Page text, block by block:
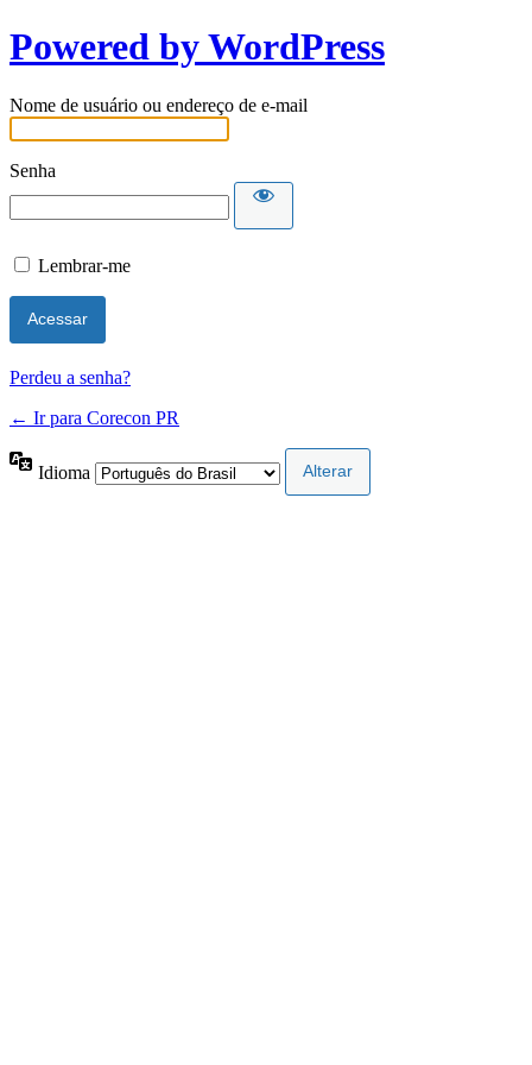
Powered by WordPress
Nome de usuário ou endereço de e-mail
Senha
Lembrar-me
Perdeu a senha?
← Ir para Corecon PR
Idioma